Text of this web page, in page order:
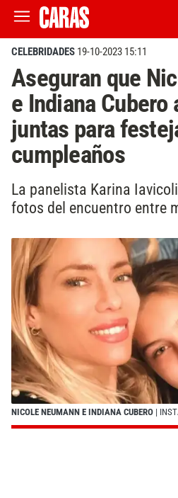
CELEBRIDADES 19-10-2023 15:11
Aseguran que
e Indiana
juntas para
cumpleaños
La panelista Karina
fotos del encuentro entre
NICOLE NEUMANN E INDIANA CUBERO |